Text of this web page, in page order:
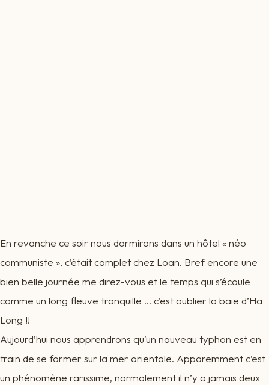
En revanche ce soir nous dormirons dans un hôtel « néo
communiste », c’était complet chez Loan. Bref encore une
bien belle journée me direz-vous et le temps qui s’écoule
comme un long fleuve tranquille … c’est oublier la baie d’Ha
Long !!
Aujourd’hui nous apprendrons qu’un nouveau typhon est en
train de se former sur la mer orientale. Apparemment c’est
un phénomène rarissime, normalement il n’y a jamais deux